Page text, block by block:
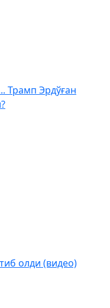
Трамп Эрдўған
олди (видео)